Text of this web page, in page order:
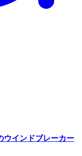
ウインドブレーカー